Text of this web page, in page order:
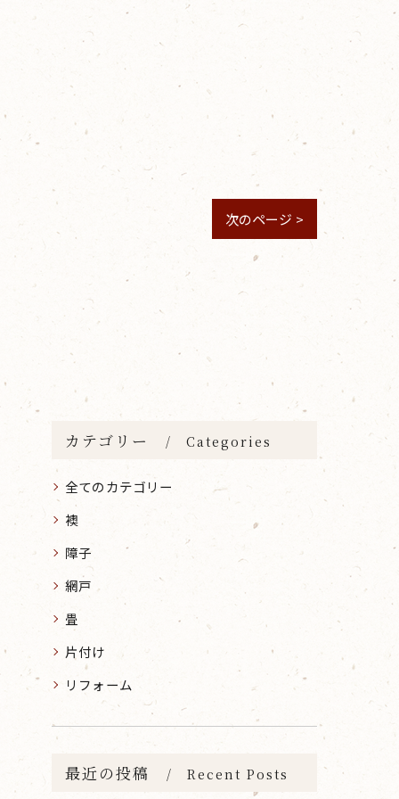
次のページ >
カテゴリー Categories
全てのカテゴリー
襖
障子
網戸
畳
片付け
リフォーム
最近の投稿 Recent Posts